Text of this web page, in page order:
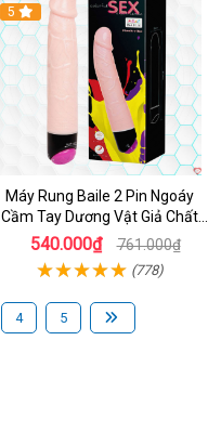
Hot
5
Máy Rung Baile 2 Pin Ngoáy
Cầm Tay Dương Vật Giả Chất
Lượng
540.000₫ 761.000₫
(778)
4 5